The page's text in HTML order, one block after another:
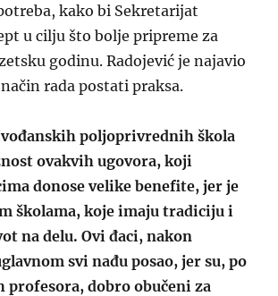
kako bi Sekretarijat
u cilju što bolje pripreme za
godinu. Radojević je najavio
rada postati praksa.
poljoprivrednih škola
ovakvih ugovora, koji
donose velike benefite, jer je
školama, koje imaju tradiciju i
na delu. Ovi đaci, nakon
svi nađu posao, jer su, po
profesora, dobro obučeni za